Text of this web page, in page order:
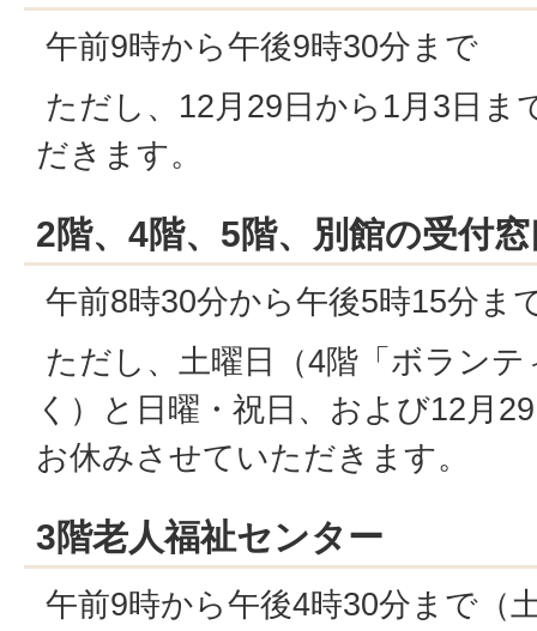
午前9時から午後9時30分まで
ただし、12月29日から1月3日ま
だきます。
2階、4階、5階、別館の受付
午前8時30分から午後5時15分ま
ただし、土曜日（4階「ボラン
く）と日曜・祝日、および12月
お休みさせていただきます。
3階老人福祉センター
午前9時から午後4時30分まで（